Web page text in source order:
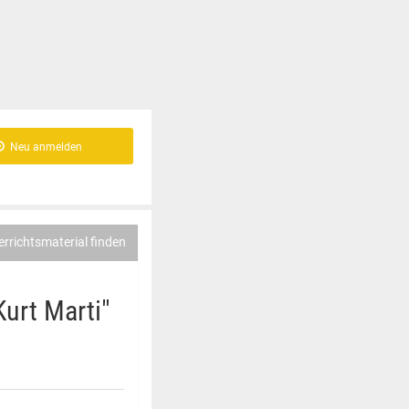
Neu anmelden
finden
Marti"